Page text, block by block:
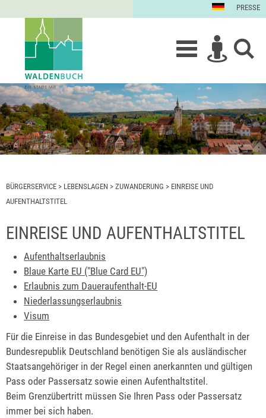
PRESSE
BÜRGERSERVICE > LEBENSLAGEN > ZUWANDERUNG > EINREISE UND
AUFENTHALTSTITEL
EINREISE UND AUFENTHALTSTITEL
Aufenthaltserlaubnis
Blaue Karte EU ("Blue Card EU")
Erlaubnis zum Daueraufenthalt-EU
Niederlassungserlaubnis
Visum
Für die Einreise in das Bundesgebiet und den Aufenthalt in der
Bundesrepublik Deutschland benötigen Sie als ausländischer
Staatsangehöriger in der Regel einen anerkannten und gültigen
Pass oder Passersatz sowie einen Aufenthaltstitel.
Beim Grenzübertritt müssen Sie Ihren Pass oder Passersatz
immer bei sich haben.